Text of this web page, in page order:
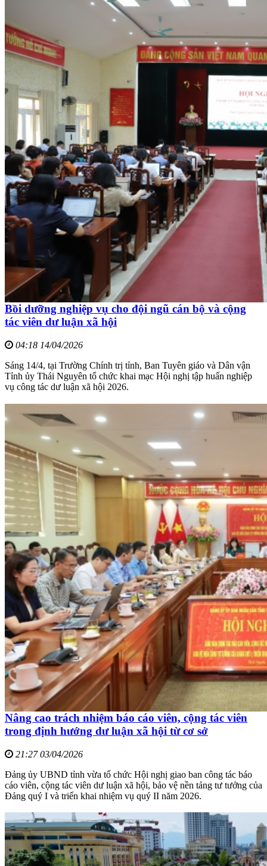
Bồi dưỡng nghiệp vụ cho đội ngũ cán bộ và cộng
tác viên dư luận xã hội
04:18 14/04/2026
Sáng 14/4, tại Trường Chính trị tỉnh, Ban Tuyên giáo và Dân vận
Tỉnh ủy Thái Nguyên tổ chức khai mạc Hội nghị tập huấn nghiệp
vụ công tác dư luận xã hội 2026.
Nâng cao trách nhiệm báo cáo viên, cộng tác viên
trong định hướng dư luận xã hội từ cơ sở
21:27 03/04/2026
Đảng ủy UBND tỉnh vừa tổ chức Hội nghị giao ban công tác báo
cáo viên, cộng tác viên dư luận xã hội, bảo vệ nền tảng tư tưởng của
Đảng quý I và triển khai nhiệm vụ quý II năm 2026.